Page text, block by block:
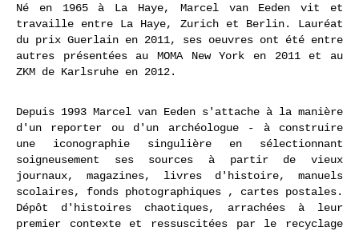
Né en 1965 à La Haye, Marcel van Eeden vit et
travaille entre La Haye, Zurich et Berlin. Lauréat
du prix Guerlain en 2011, ses oeuvres ont été entre
autres présentées au MOMA New York en 2011 et au
ZKM de Karlsruhe en 2012.
Depuis 1993 Marcel van Eeden s'attache à la manière
d'un reporter ou d'un archéologue - à construire
une iconographie singulière en sélectionnant
soigneusement ses sources à partir de vieux
journaux, magazines, livres d'histoire, manuels
scolaires, fonds photographiques , cartes postales.
Dépôt d'histoires chaotiques, arrachées à leur
premier contexte et ressuscitées par le recyclage